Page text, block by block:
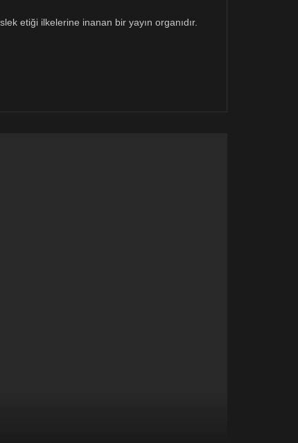
etiği ilkelerine inanan bir yayın organıdır.